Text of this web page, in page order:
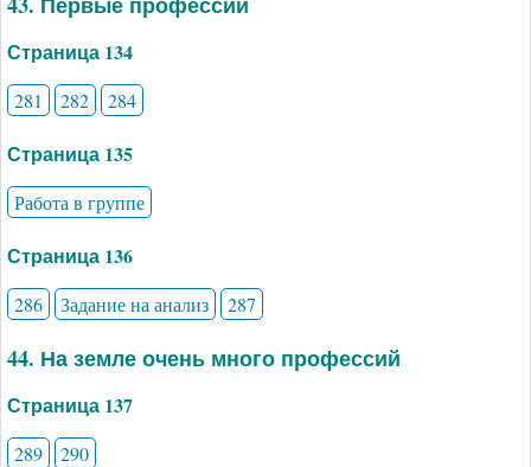
Страница 134
281 282 284
Страница 135
Работа в группе
Страница 136
286 Задание на анализ 287
44. На земле очень много профессий
Страница 137
289 290